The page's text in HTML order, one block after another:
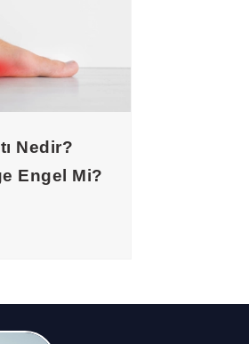
Nedir?
Engel Mi?